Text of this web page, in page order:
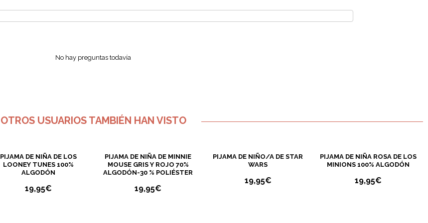
No hay preguntas todavía
OTROS USUARIOS TAMBIÉN HAN VISTO
PIJAMA DE NIÑA DE LOS
LOONEY TUNES 100%
ALGODÓN
19,95€
PIJAMA DE NIÑA DE MINNIE
MOUSE GRIS Y ROJO 70%
ALGODÓN-30 % POLIÉSTER
19,95€
PIJAMA DE NIÑO/A DE STAR
WARS
19,95€
PIJAMA DE NIÑA ROSA DE LOS
MINIONS 100% ALGODÓN
19,95€